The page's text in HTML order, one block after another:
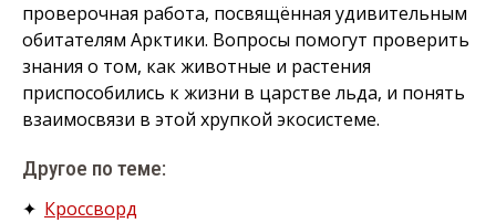
проверочная работа, посвящённая удивительным
обитателям Арктики. Вопросы помогут проверить
знания о том, как животные и растения
приспособились к жизни в царстве льда, и понять
взаимосвязи в этой хрупкой экосистеме.
Другое по теме:
✦ Кроссворд